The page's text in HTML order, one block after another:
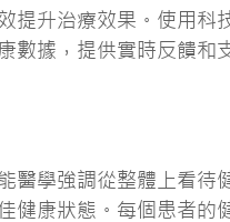
提升治療效果。使用科
數據，提供實時反饋和
醫學強調從整體上看待
健康狀態。每個患者的